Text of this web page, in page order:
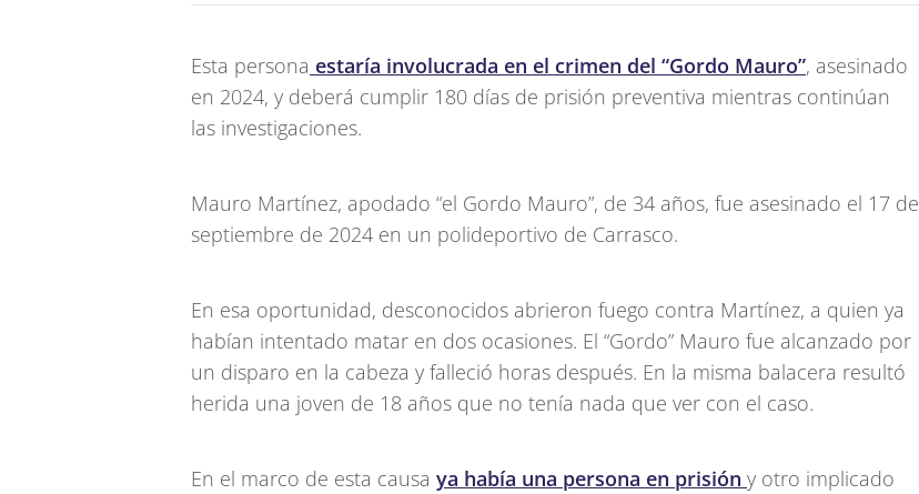
Esta persona estaría involucrada en el crimen del “Gordo Mauro”, asesinado
en 2024, y deberá cumplir 180 días de prisión preventiva mientras continúan
las investigaciones.
Mauro Martínez, apodado “el Gordo Mauro”, de 34 años, fue asesinado el 17 de
septiembre de 2024 en un polideportivo de Carrasco.
En esa oportunidad, desconocidos abrieron fuego contra Martínez, a quien ya
habían intentado matar en dos ocasiones. El “Gordo” Mauro fue alcanzado por
un disparo en la cabeza y falleció horas después. En la misma balacera resultó
herida una joven de 18 años que no tenía nada que ver con el caso.
En el marco de esta causa ya había una persona en prisión y otro implicado